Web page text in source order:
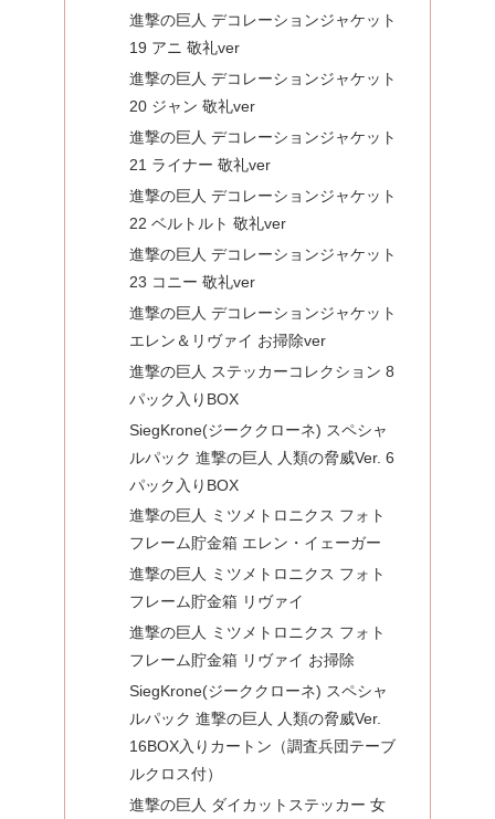
進撃の巨人 デコレーションジャケット
19 アニ 敬礼ver
進撃の巨人 デコレーションジャケット
20 ジャン 敬礼ver
進撃の巨人 デコレーションジャケット
21 ライナー 敬礼ver
進撃の巨人 デコレーションジャケット
22 ベルトルト 敬礼ver
進撃の巨人 デコレーションジャケット
23 コニー 敬礼ver
進撃の巨人 デコレーションジャケット
エレン＆リヴァイ お掃除ver
進撃の巨人 ステッカーコレクション 8
パック入りBOX
SiegKrone(ジーククローネ) スペシャ
ルパック 進撃の巨人 人類の脅威Ver. 6
パック入りBOX
進撃の巨人 ミツメトロニクス フォト
フレーム貯金箱 エレン・イェーガー
進撃の巨人 ミツメトロニクス フォト
フレーム貯金箱 リヴァイ
進撃の巨人 ミツメトロニクス フォト
フレーム貯金箱 リヴァイ お掃除
SiegKrone(ジーククローネ) スペシャ
ルパック 進撃の巨人 人類の脅威Ver.
16BOX入りカートン（調査兵団テーブ
ルクロス付）
進撃の巨人 ダイカットステッカー 女